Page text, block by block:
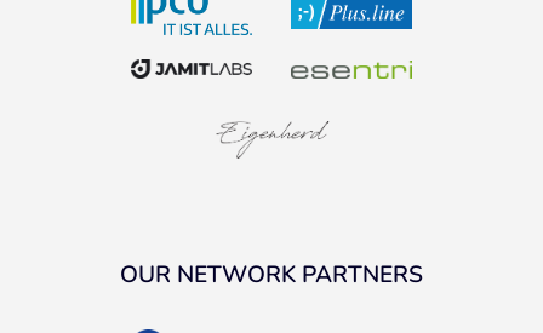
OUR NETWORK PARTNERS